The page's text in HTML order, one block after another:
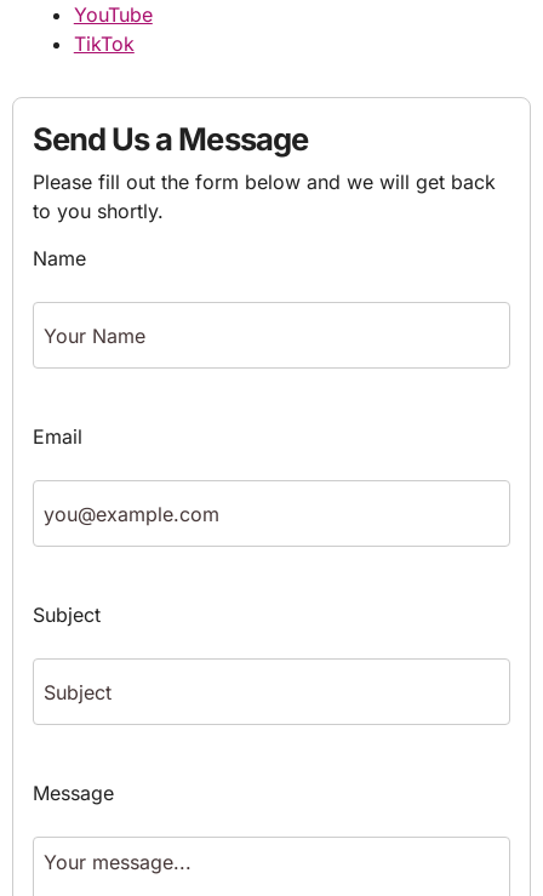
YouTube
TikTok
Send Us a Message
Please fill out the form below and we will get back
to you shortly.
Name
Email
Subject
Message